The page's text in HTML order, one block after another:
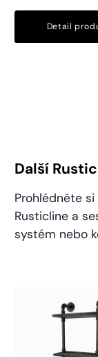
Detail
Další
Prohlédněte
Rusticline a
systém nebo